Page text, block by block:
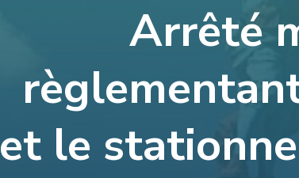
Arrêté
et le